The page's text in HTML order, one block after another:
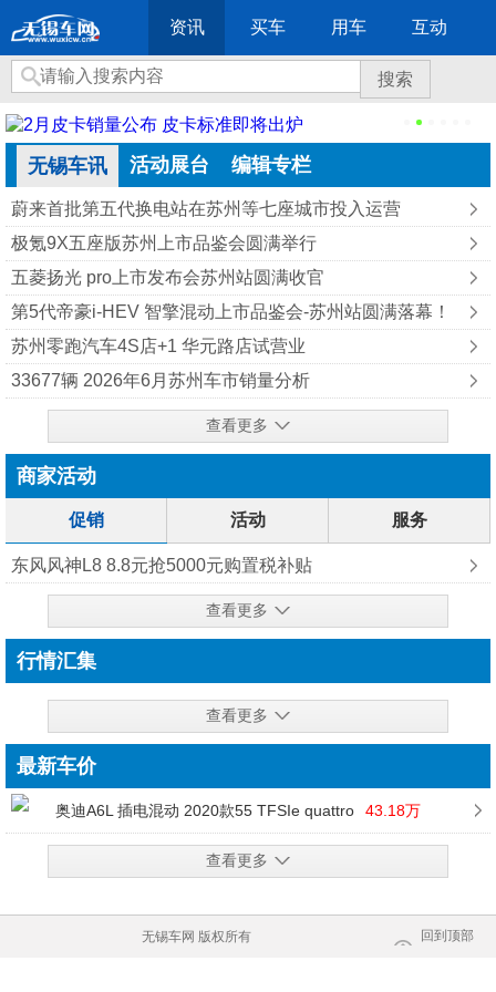
资讯 买车 用车 互动
搜索
无锡车讯 活动展台 编辑专栏
蔚来首批第五代换电站在苏州等七座城市投入运营
极氪9X五座版苏州上市品鉴会圆满举行
五菱扬光 pro上市发布会苏州站圆满收官
第5代帝豪i-HEV 智擎混动上市品鉴会-苏州站圆满落幕！
苏州零跑汽车4S店+1 华元路店试营业
33677辆 2026年6月苏州车市销量分析
查看更多
商家活动
促销 活动 服务
东风风神L8 8.8元抢5000元购置税补贴
查看更多
行情汇集
查看更多
最新车价
奥迪A6L 插电混动 2020款55 TFSIe quattro 43.18万
查看更多
回到顶部
无锡车网 版权所有